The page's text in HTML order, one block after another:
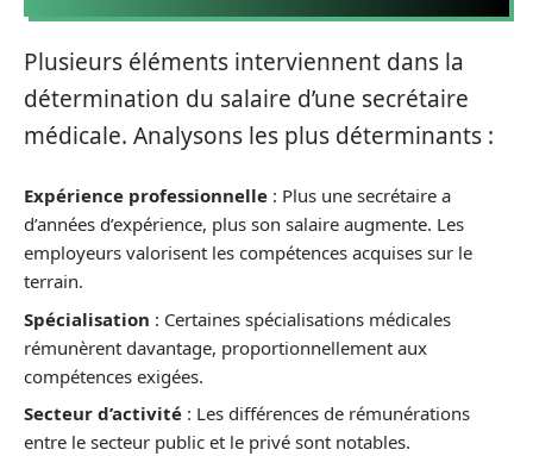
Plusieurs éléments interviennent dans la
détermination du salaire d’une secrétaire
médicale. Analysons les plus déterminants :
Expérience professionnelle : Plus une secrétaire a
d’années d’expérience, plus son salaire augmente. Les
employeurs valorisent les compétences acquises sur le
terrain.
Spécialisation : Certaines spécialisations médicales
rémunèrent davantage, proportionnellement aux
compétences exigées.
Secteur d’activité : Les différences de rémunérations
entre le secteur public et le privé sont notables.